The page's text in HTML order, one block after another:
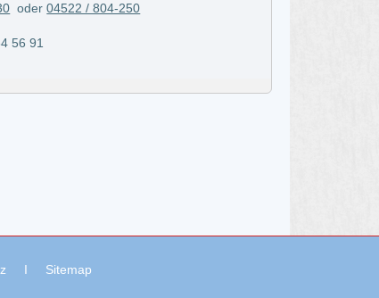
oder04522 / 804-250
91
I Sitemap